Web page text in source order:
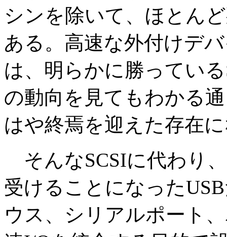
シンを除いて、ほとん
ある。高速な外付けデ
は、明らかに勝ってい
の動向を見てもわかる
はや終焉を迎えた存在
そんなSCSIに代わり
受けることになった
ウス、シリアルポート